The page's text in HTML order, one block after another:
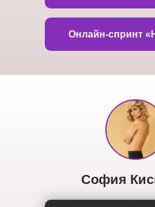
Онлайн-спринт
София